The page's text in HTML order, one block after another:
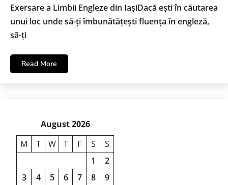
Exersare a Limbii Engleze din IașiDacă ești în căutarea
unui loc unde să-ți îmbunătățești fluența în engleză,
să-ți
Read More
August 2026
M
T W T F S
S
1
2
3
4 5 6 7 8
9